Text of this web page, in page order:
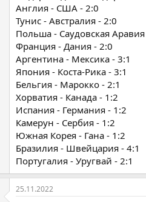
Англия - США - 2:0
Тунис - Австралия - 2:0
Польша - Саудовская Аравия
Франция - Дания - 2:0
Аргентина - Мексика - 3:1
Япония - Коста-Рика - 3:1
Бельгия - Марокко - 2:1
Хорватия - Канада - 1:2
Испания - Германия - 1:2
Камерун - Сербия - 1:2
Южная Корея - Гана - 1:2
Бразилия - Швейцария - 4:1
Португалия - Уругвай - 2:1
25.11.2022